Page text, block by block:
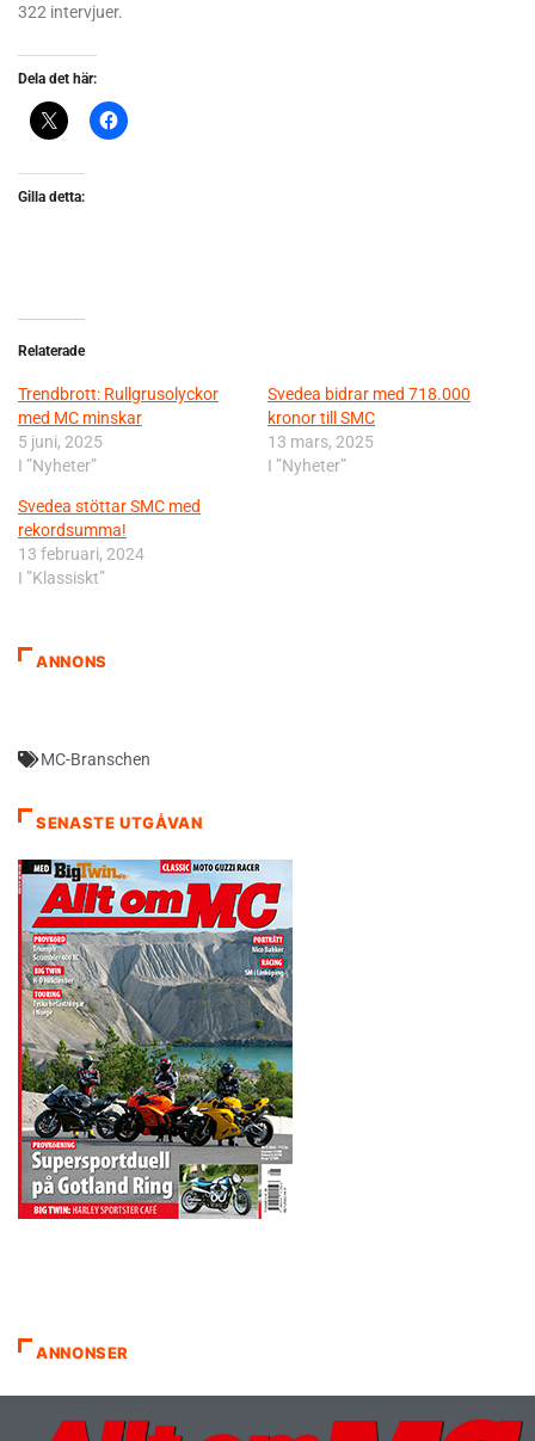
322 intervjuer.
Dela det här:
Gilla detta:
Relaterade
Trendbrott: Rullgrusolyckor
med MC minskar
5 juni, 2025
I ”Nyheter”
Svedea bidrar med 718.000
kronor till SMC
13 mars, 2025
I ”Nyheter”
Svedea stöttar SMC med
rekordsumma!
13 februari, 2024
I ”Klassiskt”
ANNONS
MC-Branschen
SENASTE UTGÅVAN
ANNONSER